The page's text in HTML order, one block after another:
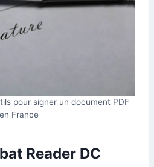
pour signer un document PDF
en France
Reader DC